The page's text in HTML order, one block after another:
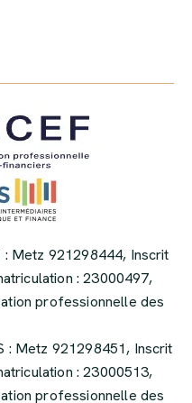
: Metz 921298444, Inscrit
: 23000497,
professionnelle des
: Metz 921298451, Inscrit
: 23000513,
professionnelle des